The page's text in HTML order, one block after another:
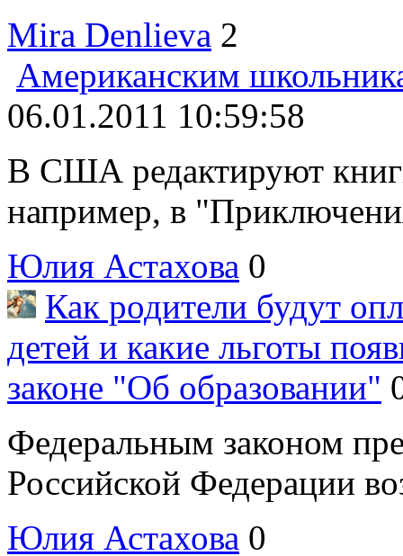
Mira Denlieva 2
Американским
06.01.2011 10:59:58
В США редактируют
например, в
Юлия Астахова 0
Как родители будут
детей и какие льготы
законе "Об образовании"
Федеральным законом
Российской Федерации
Юлия Астахова 0